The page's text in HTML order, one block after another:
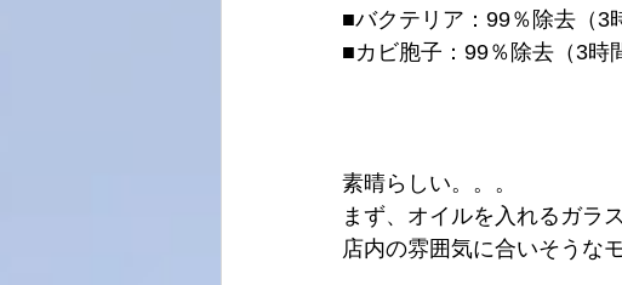
■バクテリア：99％除去（3
■カビ胞子：99％除去（3時
素晴らしい。。。
まず、オイルを入れるガラ
店内の雰囲気に合いそうな